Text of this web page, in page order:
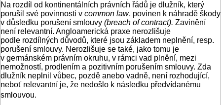
Na rozdíl od kontinentálních právních řádů je dlužník, který
porušil své povinnosti v common law, povinen k náhradě škody
v důsledku porušení smlouvy (breach of contract). Zavinění
není relevantní. Angloamerická praxe nerozlišuje
podle rozdílných důvodů, které jsou základem neplnění, resp.
porušení smlouvy. Nerozlišuje se také, jako tomu je
v germánském právním okruhu, v rámci vad plnění, mezi
nemožností, prodlením a pozitivním porušením smlouvy. Zda
dlužník neplnil vůbec, pozdě anebo vadně, není rozhodující,
neboť relevantní je, že nedošlo k následku předvídanému
smlouvou.